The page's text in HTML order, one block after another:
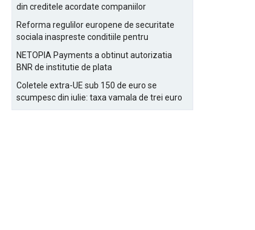
din creditele acordate companiilor
Reforma regulilor europene de securitate
sociala inaspreste conditiile pentru
NETOPIA Payments a obtinut autorizatia
BNR de institutie de plata
Coletele extra-UE sub 150 de euro se
scumpesc din iulie: taxa vamala de trei euro
pe articol, adaugata la taxa logistica